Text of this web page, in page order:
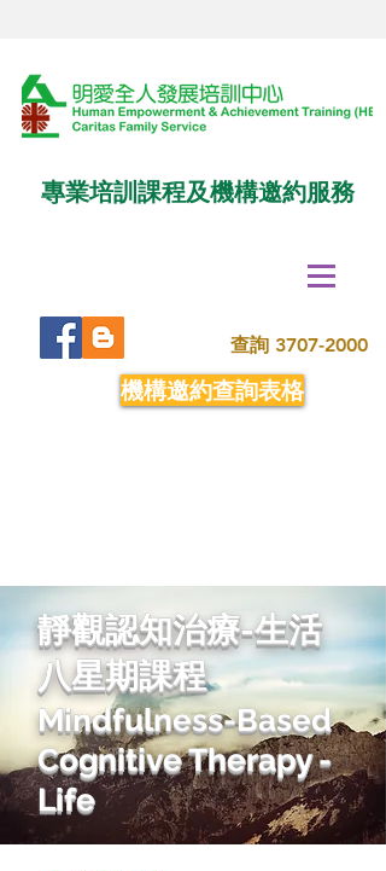
專業培訓課程及機構邀約服務
查詢 3707-2000
機構邀約查詢表格
靜觀認知治療-生活
八星期課程
Mindfulness-Based
Cognitive Therapy -
Life